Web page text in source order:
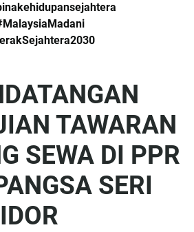
TAWARAN
SEWA DI PPR
SERI